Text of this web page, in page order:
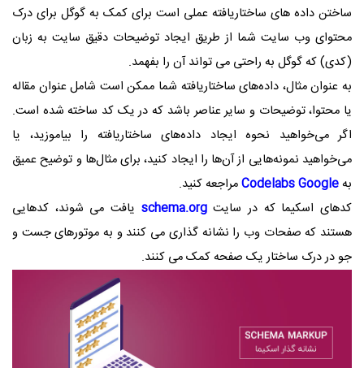
ساختن داده های ساختاریافته عملی است برای کمک به گوگل برای درک
محتوای وب سایت شما از طریق ایجاد توضیحات دقیق سایت به زبان
(کدی) که گوگل به راحتی می تواند آن را بفهمد.
به عنوان مثال، داده‌های ساختاریافته شما ممکن است شامل عنوان مقاله
یا محتوا، توضیحات و سایر عناصر باشد که در یک کد ساخته شده است.
اگر می‌خواهید نحوه ایجاد داده‌های ساختاریافته را بیاموزید، یا
می‌خواهید نمونه‌هایی از آن‌ها را ایجاد کنید، برای مثال‌ها و توضیح عمیق
بهCodelabs Googleمراجعه کنید.
کدهای اسکیما که در سایتschema.org یافت می شوند، کدهایی
هستند که صفحات وب را نشانه گذاری می کنند و به موتورهای جست و
جو در درک ساختار یک صفحه کمک می کنند.